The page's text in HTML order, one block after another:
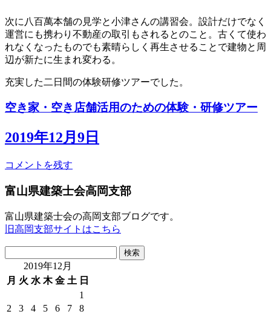
次に八百萬本舗の見学と小津さんの講習会。設計だけでなく
運営にも携わり不動産の取引もされるとのこと。古くて使わ
れなくなったものでも素晴らしく再生させることで建物と周
辺が新たに生まれ変わる。
充実した二日間の体験研修ツアーでした。
空き家・空き店舗活用のための体験・研修ツアー
2019年12月9日
コメントを残す
富山県建築士会高岡支部
富山県建築士会の高岡支部ブログです。
旧高岡支部サイトはこちら
2019年12月
月 火 水 木 金 土 日
1
2
3 4 5 6 7
8